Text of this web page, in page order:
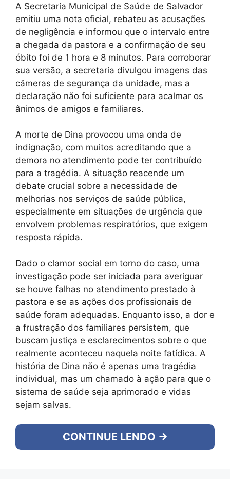
A Secretaria Municipal de Saúde de Salvador
emitiu uma nota oficial, rebateu as acusações
de negligência e informou que o intervalo entre
a chegada da pastora e a confirmação de seu
óbito foi de 1 hora e 8 minutos. Para corroborar
sua versão, a secretaria divulgou imagens das
câmeras de segurança da unidade, mas a
declaração não foi suficiente para acalmar os
ânimos de amigos e familiares.
A morte de Dina provocou uma onda de
indignação, com muitos acreditando que a
demora no atendimento pode ter contribuído
para a tragédia. A situação reacende um
debate crucial sobre a necessidade de
melhorias nos serviços de saúde pública,
especialmente em situações de urgência que
envolvem problemas respiratórios, que exigem
resposta rápida.
Dado o clamor social em torno do caso, uma
investigação pode ser iniciada para averiguar
se houve falhas no atendimento prestado à
pastora e se as ações dos profissionais de
saúde foram adequadas. Enquanto isso, a dor e
a frustração dos familiares persistem, que
buscam justiça e esclarecimentos sobre o que
realmente aconteceu naquela noite fatídica. A
história de Dina não é apenas uma tragédia
individual, mas um chamado à ação para que o
sistema de saúde seja aprimorado e vidas
sejam salvas.
CONTINUE LENDO →